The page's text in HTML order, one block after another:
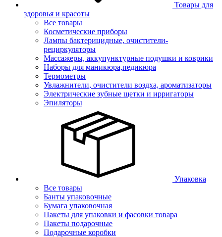
Товары для
здоровья и красоты
Все товары
Косметические приборы
Лампы бактерицидные, очистители-
рециркуляторы
Массажеры, аккупунктурные подушки и коврики
Наборы для маникюра,педикюра
Термометры
Увлажнители, очистители воздха, ароматизаторы
Электрические зубные щетки и ирригаторы
Эпиляторы
Упаковка
Все товары
Банты упаковочные
Бумага упаковочная
Пакеты для упаковки и фасовки товара
Пакеты подарочные
Подарочные коробки